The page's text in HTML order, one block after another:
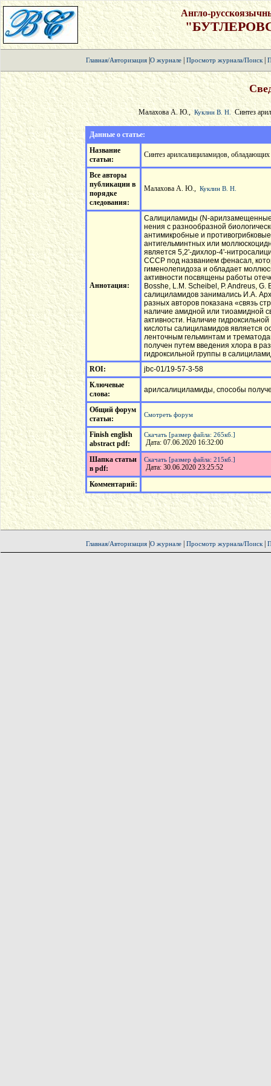
Англо-
Главная/Авторизация| О журнале| Просмотр журнала/Поиск|
Малахова А. Ю.,Куклин В. Н.Синтез
Данные о статье:
Название
статьи:
Синтез арилсалициламидов, обладающих
Все авторы
публикации в
порядке
следования:
Малахова А. Ю., Куклин В. Н.
Аннотация:
Салициламиды (N-арилзамещенные
нения с разнообразной
антимикробные и
антигельминтных или
является 5,2'-дихлор-4'-
СССР под названием фенасал,
гименолепидоза и обладает
активности посвящены работы
Bosshe, L.M. Scheibel, P. Andreus,
салициламидов занимались И.А.
разных авторов показана «связь
наличие амидной или тиоамидной
активности. Наличие
кислоты салициламидов является
ленточным гельминтам и
получен путем введения хлора в
гидроксильной группы в
ROI:
jbc-01/19-57-3-58
Ключевые
слова:
арилсалициламиды, способы
Общий форум
статьи:
Смотреть форум
Finish english
abstract pdf:
Скачать [размер файла: 265кб.]
Дата: 07.06.2020 16:32:00
Шапка статьи
в pdf:
Скачать [размер файла: 215кб.]
Дата: 30.06.2020 23:25:52
Комментарий:
Главная/Авторизация| О журнале| Просмотр журнала/Поиск|